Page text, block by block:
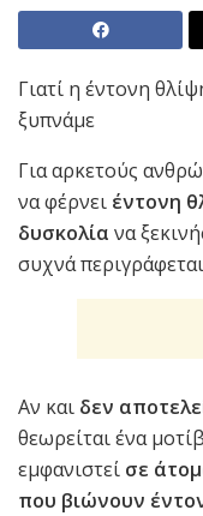
Γιατί η έντονη
ξυπνάμε
Για αρκετούς
να φέρνει έντονη
δυσκολία να
συχνά
Αν και δεν
θεωρείται ένα
εμφανιστεί σε
που βιώνουν